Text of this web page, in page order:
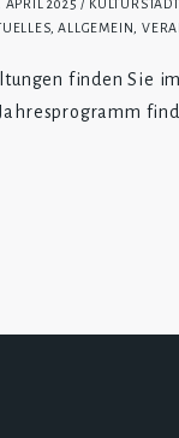
APRIL 2025
KULTURSTADT
,ALLGEMEIN ,
finden Sie